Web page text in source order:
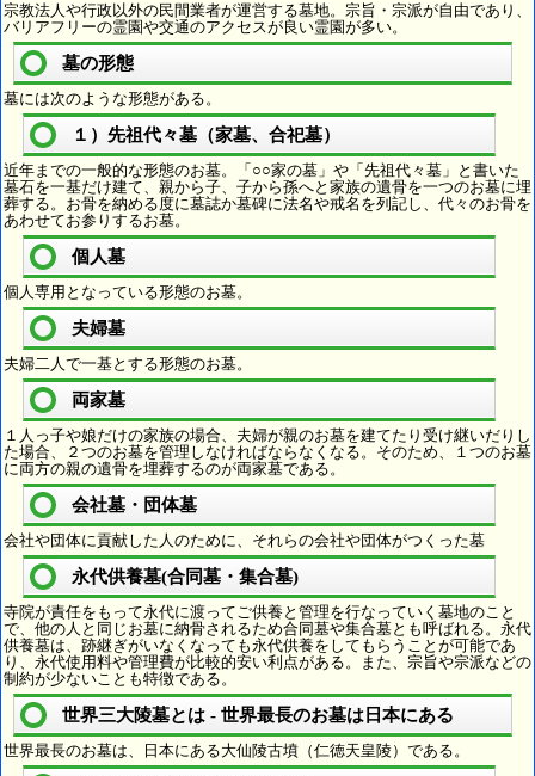
宗教法人や行政以外の民間業者が運営する墓地。宗旨・宗派が自由であり、
バリアフリーの霊園や交通のアクセスが良い霊園が多い。
墓の形態
墓には次のような形態がある。
１）先祖代々墓（家墓、合祀墓）
近年までの一般的な形態のお墓。「○○家の墓」や「先祖代々墓」と書いた
墓石を一基だけ建て、親から子、子から孫へと家族の遺骨を一つのお墓に埋
葬する。お骨を納める度に墓誌か墓碑に法名や戒名を列記し、代々のお骨を
あわせてお参りするお墓。
個人墓
個人専用となっている形態のお墓。
夫婦墓
夫婦二人で一基とする形態のお墓。
両家墓
１人っ子や娘だけの家族の場合、夫婦が親のお墓を建てたり受け継いだりし
た場合、２つのお墓を管理しなければならなくなる。そのため、１つのお墓
に両方の親の遺骨を埋葬するのが両家墓である。
会社墓・団体墓
会社や団体に貢献した人のために、それらの会社や団体がつくった墓
永代供養墓(合同墓・集合墓)
寺院が責任をもって永代に渡ってご供養と管理を行なっていく墓地のこと
で、他の人と同じお墓に納骨されるため合同墓や集合墓とも呼ばれる。永代
供養墓は、跡継ぎがいなくなっても永代供養をしてもらうことが可能であ
り、永代使用料や管理費が比較的安い利点がある。また、宗旨や宗派などの
制約が少ないことも特徴である。
世界三大陵墓とは - 世界最長のお墓は日本にある
世界最長のお墓は、日本にある大仙陵古墳（仁徳天皇陵）である。